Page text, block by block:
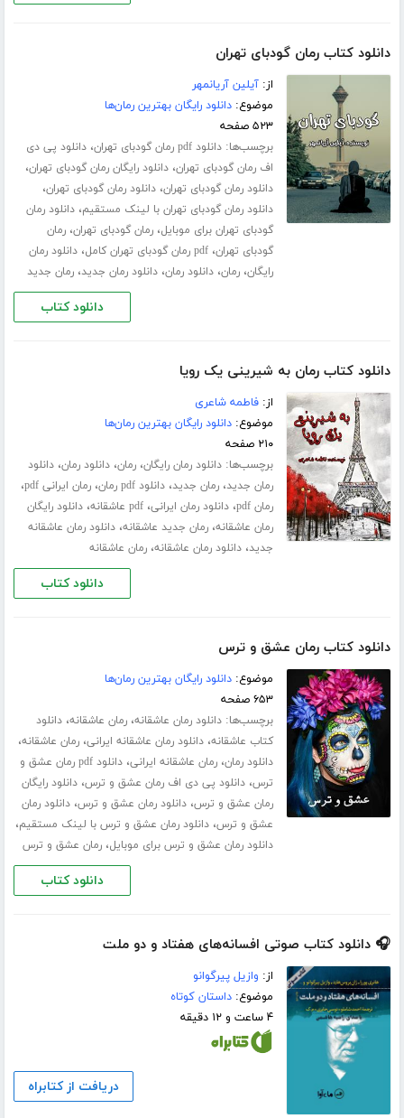
دانلود کتاب رمان گودبای تهران
از:آیلین آریانمهر
موضوع:دانلود رایگان بهترین رمان‌ها
۵۲۳ صفحه
برچسب‌ها:دانلود pdf رمان گودبای تهران ،دانلود پی دی
اف رمان گودبای تهران،دانلود رایگان رمان گودبای تهران،
دانلود رمان گودبای تهران،دانلود رمان گودبای تهران،
دانلود رمان گودبای تهران با لینک مستقیم،دانلود رمان
گودبای تهران برای موبایل،رمان گودبای تهران،رمان
گودبای تهران،pdf رمان گودبای تهران کامل ،دانلود رمان
رایگان،رمان،دانلود رمان،دانلود رمان جدید،رمان جدید
دانلود کتاب
دانلود کتاب رمان به شیرینی یک رویا
از:فاطمه شاعری
موضوع:دانلود رایگان بهترین رمان‌ها
۲۱۰ صفحه
برچسب‌ها:دانلود رمان رایگان،رمان،دانلود رمان،دانلود
رمان جدید،رمان جدید،دانلود pdf رمان ،رمان ایرانی pdf ،
رمان pdf ،دانلود رمان ایرانی،pdf عاشقانه ،دانلود رایگان
رمان عاشقانه،رمان جدید عاشقانه،دانلود رمان عاشقانه
جدید،دانلود رمان عاشقانه،رمان عاشقانه
دانلود کتاب
دانلود کتاب رمان عشق و ترس
موضوع:دانلود رایگان بهترین رمان‌ها
۶۵۳ صفحه
برچسب‌ها:دانلود رمان عاشقانه،رمان عاشقانه،دانلود
کتاب عاشقانه،دانلود رمان عاشقانه ایرانی،رمان عاشقانه،
دانلود رمان،رمان عاشقانه ایرانی،
دانلود pdf رمان عشق و
ترس،دانلود پی دی اف رمان عشق و ترس،دانلود رایگان
رمان عشق و ترس،دانلود رمان عشق و ترس،دانلود رمان
عشق و ترس،دانلود رمان عشق و ترس با لینک مستقیم،
دانلود رمان عشق و ترس برای موبایل،رمان عشق و ترس
دانلود کتاب
🎧 دانلود کتاب صوتی افسانه‌های هفتاد و دو ملت
از: وازیل پیرگوانو
موضوع:داستان کوتاه
۴ ساعت و ۱۲ دقیقه
دریافت از کتابراه